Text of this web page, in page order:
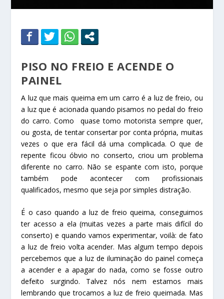
PISO NO FREIO E ACENDE O
PAINEL
A luz que mais queima em um carro é a luz de freio, ou
a luz que é acionada quando pisamos no pedal do freio
do carro. Como quase tomo motorista sempre quer,
ou gosta, de tentar consertar por conta própria, muitas
vezes o que era fácil dá uma complicada. O que de
repente ficou óbvio no conserto, criou um problema
diferente no carro. Não se espante com isto, porque
também pode acontecer com profissionais
qualificados, mesmo que seja por simples distração.
É o caso quando a luz de freio queima, conseguimos
ter acesso a ela (muitas vezes a parte mais difícil do
conserto) e quando vamos experimentar, voilà: de fato
a luz de freio volta acender. Mas algum tempo depois
percebemos que a luz de iluminação do painel começa
a acender e a apagar do nada, como se fosse outro
defeito surgindo. Talvez nós nem estamos mais
lembrando que trocamos a luz de freio queimada. Mas